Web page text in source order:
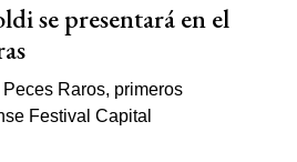
se presentará en el